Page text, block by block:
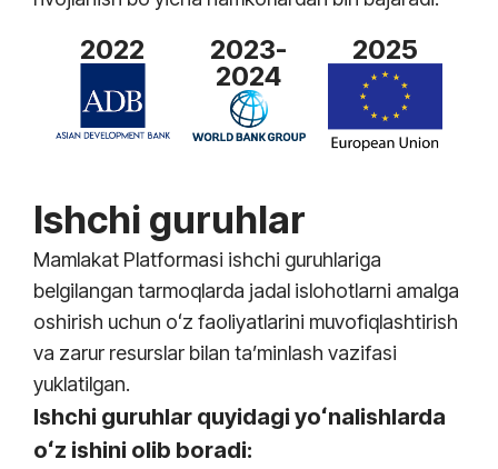
2022
2023-
2024
2025
lshchi guruhlar
Mamlakat Platformasi ishchi guruhlariga
belgilangan tarmoqlarda jadal islohotlarni amalga
oshirish uchun oʻz faoliyatlarini muvofiqlashtirish
va zarur resurslar bilan taʼminlash vazifasi
yuklatilgan.
Ishchi guruhlar quyidagi yoʻnalishlarda
oʻz ishini olib boradi: